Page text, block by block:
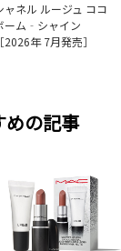
ャネル ルージュ ココ
ーム‐シャイン
［2026年 7月発売］
めの記事